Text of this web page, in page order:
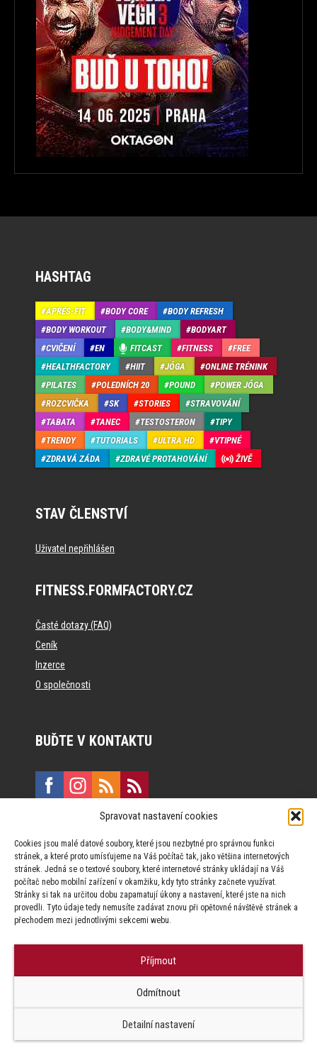
Spravovat nastavení cookies
Cookies jsou malé datové soubory, které jsou nezbytné pro správnou funkci
stránek, a které proto umísťujeme na Váš počítač tak, jako většina internetových
stránek. Jedná se o textové soubory, které internetové stránky ukládají na Váš
počítač nebo mobilní zařízení v okamžiku, kdy tyto stránky začnete využívat.
Stránky si tak na určitou dobu zapamatují úkony a nastavení, které jste na nich
provedli. Tyto údaje tedy nemusíte zadávat znovu při opětovné návštěvě stránek a
přechodem mezi jednotlivými sekcemi webu.
Příjmout
Odmítnout
Detailní nastavení
HASHTAG
APRÉS-FIT BODY CORE
BODY REFRESH
BODY WORKOUT
BODY&MIND
BODYART
CVIČENÍ
EN FITCAST FITNESS
FREE
HEALTHFACTORY
HIIT JÓGA
ONLINE TRÉNINK
PILATES
POLEDNÍCH 20 POUND
POWER JÓGA
ROZCVIČKA
SK STORIES
STRAVOVÁNÍ
TABATA
TANEC TESTOSTERON
TIPY
TRENDY
TUTORIALS ULTRA HD
VTIPNÉ
ZDRAVÁ ZÁDA
ZDRAVÉ PROTAHOVÁNÍ ŽIVĚ
STAV ČLENSTVÍ
Uživatel nepřihlášen
FITNESS.FORMFACTORY.CZ
Časté dotazy (FAQ)
Ceník
Inzerce
O společnosti
BUĎTE V KONTAKTU
Vinohradská 190, 130 00 Praha 3
Za publikovaný obsah odpovídají jednotliví autoři.
Factory s.r.o. zapovězeno.